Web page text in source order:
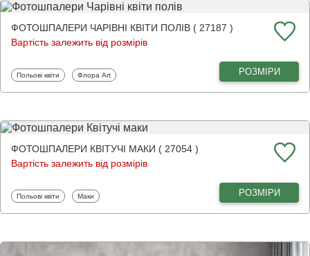
ФОТОШПАЛЕРИ ЧАРІВНІ КВІТИ ПОЛІВ ( 27187 )
Вартість залежить від розмірів
Фотошпалери
Польові квіти Фотошпалери
Флора Art РОЗМІРИ
ФОТОШПАЛЕРИ КВІТУЧІ МАКИ ( 27054 )
Вартість залежить від розмірів
Фотошпалери
Польові квіти Фотошпалери
Маки РОЗМІРИ